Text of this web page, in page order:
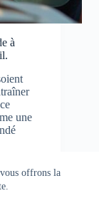
offrons la
à
une